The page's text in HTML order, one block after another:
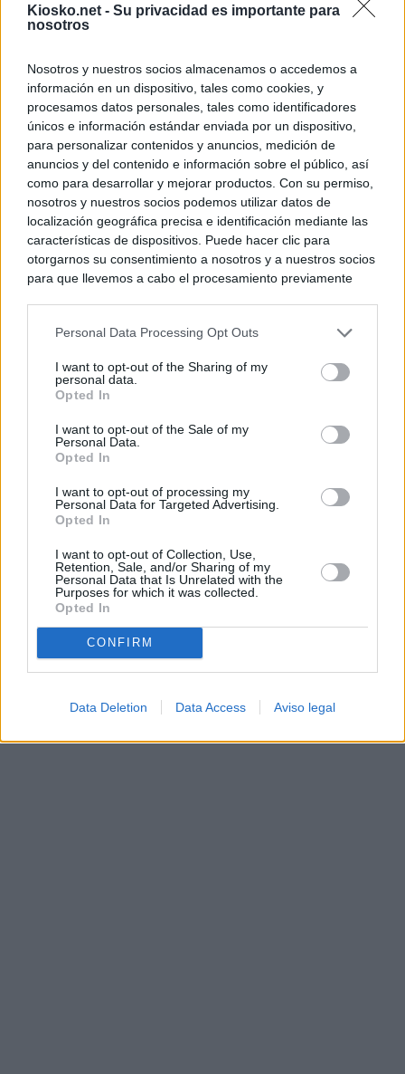
Kiosko.net - Su privacidad es importante para
nosotros
Nosotros y nuestros socios almacenamos o accedemos a
información en un dispositivo, tales como cookies, y
procesamos datos personales, tales como identificadores
únicos e información estándar enviada por un dispositivo,
para personalizar contenidos y anuncios, medición de
anuncios y del contenido e información sobre el público, así
como para desarrollar y mejorar productos. Con su permiso,
nosotros y nuestros socios podemos utilizar datos de
localización geográfica precisa e identificación mediante las
características de dispositivos. Puede hacer clic para
otorgarnos su consentimiento a nosotros y a nuestros socios
para que llevemos a cabo el procesamiento previamente
negar su consentimiento. Tenga en cuenta que algún
de su consentimiento, pero usted tiene el derecho de
rechazar tal procesamiento. Sus preferencias se aplicarán
cualquier momento entrando de nuevo en este sitio web o
visitando nuestra política de privacidad.
Personal Data Processing Opt Outs
I want to opt-out of the Sharing of my
personal data.
Opted In
I want to opt-out of the Sale of my
Personal Data.
Opted In
I want to opt-out of processing my
Personal Data for Targeted Advertising.
Opted In
I want to opt-out of Collection, Use,
Retention, Sale, and/or Sharing of my
Personal Data that Is Unrelated with the
Purposes for which it was collected.
Opted In
CONFIRM
Data Deletion Data Access Aviso legal